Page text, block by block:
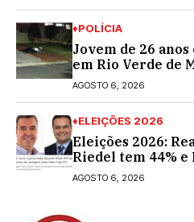
♦POLÍCIA
Jovem de 26 anos
em Rio Verde de
procurado
AGOSTO 6, 2026
♦ELEIÇÕES 2026
Eleições 2026:
Riedel tem 44% e
turno para o
AGOSTO 6, 2026